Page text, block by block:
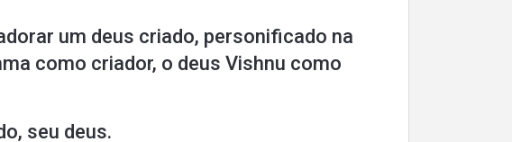
um deus criado, personificado na
como criador, o deus Vishnu como
seu deus.